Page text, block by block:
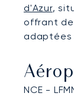
d'Azur,
offrant
adaptées
NCE -